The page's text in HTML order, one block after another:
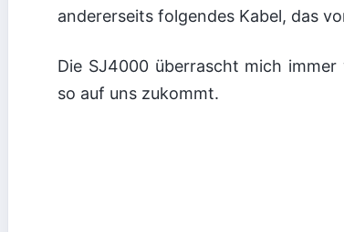
andererseits folgendes Kabel, das
Die SJ4000 überrascht mich
so auf uns zukommt.